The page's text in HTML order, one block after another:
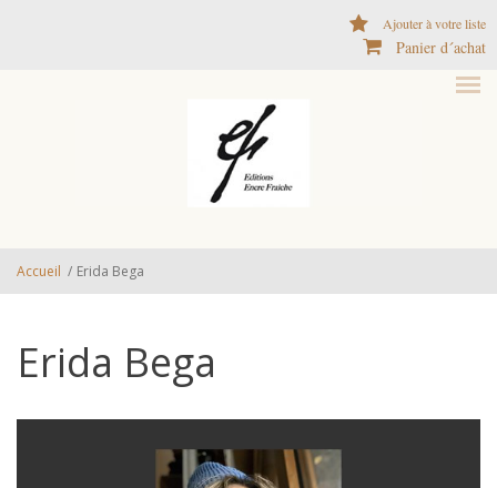
Ajouter à votre liste
Panier d´achat
Accueil / Erida Bega
Erida Bega